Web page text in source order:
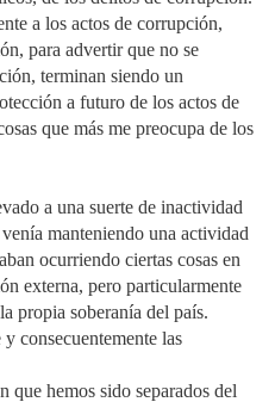
a los actos de corrupción,
para advertir que no se
terminan siendo un
a futuro de los actos de
que más me preocupa de los
a una suerte de inactividad
manteniendo una actividad
ocurriendo ciertas cosas en
externa, pero particularmente
propia soberanía del país.
consecuentemente las
que hemos sido separados del